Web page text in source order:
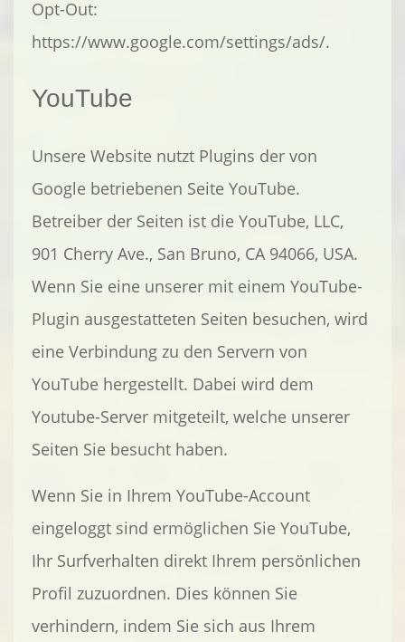
Opt-Out:
https://www.google.com/settings/ads/.
YouTube
Unsere Website nutzt Plugins der von
Google betriebenen Seite YouTube.
Betreiber der Seiten ist die YouTube, LLC,
901 Cherry Ave., San Bruno, CA 94066, USA.
Wenn Sie eine unserer mit einem YouTube-
Plugin ausgestatteten Seiten besuchen, wird
eine Verbindung zu den Servern von
YouTube hergestellt. Dabei wird dem
Youtube-Server mitgeteilt, welche unserer
Seiten Sie besucht haben.
Wenn Sie in Ihrem YouTube-Account
eingeloggt sind ermöglichen Sie YouTube,
Ihr Surfverhalten direkt Ihrem persönlichen
Profil zuzuordnen. Dies können Sie
verhindern, indem Sie sich aus Ihrem